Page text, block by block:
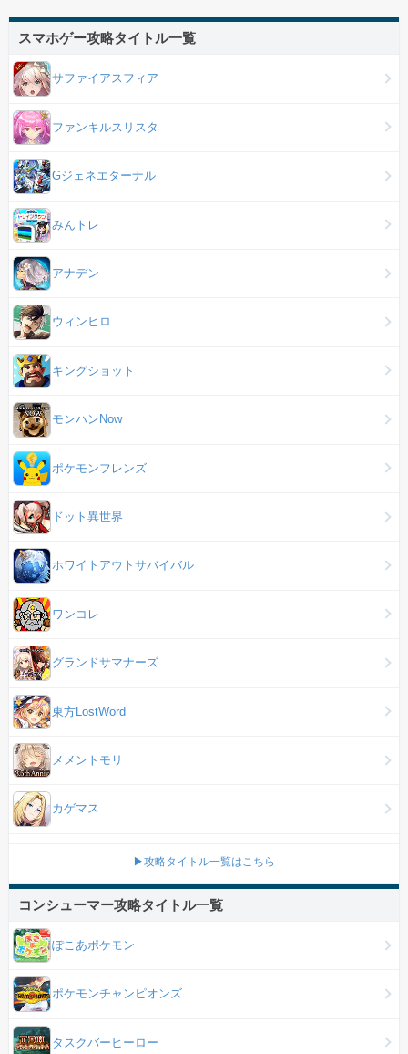
スマホゲー攻略タイトル一覧
サファイアスフィア
ファンキルスリスタ
Gジェネエターナル
みんトレ
アナデン
ウィンヒロ
キングショット
モンハンNow
ポケモンフレンズ
ドット異世界
ホワイトアウトサバイバル
ワンコレ
グランドサマナーズ
東方LostWord
メメントモリ
カゲマス
▶攻略タイトル一覧はこちら
コンシューマー攻略タイトル一覧
ぽこあポケモン
ポケモンチャンピオンズ
タスクバーヒーロー